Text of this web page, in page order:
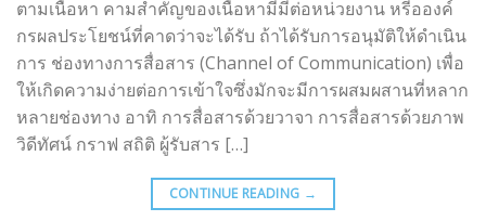
ตามเนื้อหา คามสำคัญของเนื้อหามี่มีต่อหน่วยงาน หรีอองค์
กรผลประโยชน์ที่คาดว่าจะได้รับ ถ้าได้รับการอนุมัติให้ดำเนิน
การ ช่องทางการสื่อสาร (Channel of Communication) เพื่อ
ให้เกิดความง่ายต่อการเข้าใจซึ่งมักจะมีการผสมผสานที่หลาก
หลายช่องทาง อาทิ การสื่อสารด้วยวาจา การสื่อสารด้วยภาพ
วิดีทัศน์ กราฟ สถิติ ผู้รับสาร […]
CONTINUE READING →